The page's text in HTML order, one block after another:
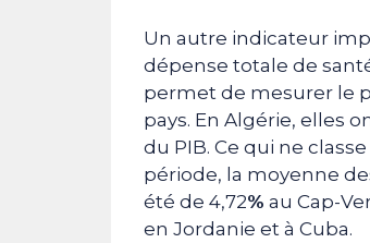
Un autre indicateur
dépense totale de
permet de mesurer le
pays. En Algérie, elles
du PIB. Ce qui ne
période, la moyenne
été de 4,72% au Cap-
en Jordanie et à Cuba.